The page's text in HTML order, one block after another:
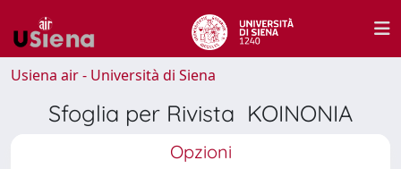
Usiena air - Università di Siena
Sfoglia per Rivista KOINONIA
Opzioni